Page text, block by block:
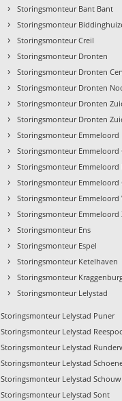
› Storingsmonteur Bant Bant
› Storingsmonteur
› Storingsmonteur Creil
› Storingsmonteur Dronten
› Storingsmonteur Dronten
› Storingsmonteur Dronten
› Storingsmonteur Dronten
› Storingsmonteur Dronten
› Storingsmonteur Emmeloord
› Storingsmonteur Emmeloord
› Storingsmonteur Emmeloord
› Storingsmonteur Emmeloord
› Storingsmonteur Emmeloord
› Storingsmonteur Emmeloord
› Storingsmonteur Ens
› Storingsmonteur Espel
› Storingsmonteur Ketelhaven
› Storingsmonteur
› Storingsmonteur Lelystad
Storingsmonteur Lelystad Puner
Storingsmonteur Lelystad
Storingsmonteur Lelystad
Storingsmonteur Lelystad
Storingsmonteur Lelystad Schouw
Storingsmonteur Lelystad Sont